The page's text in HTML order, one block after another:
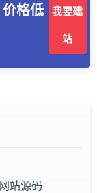
价格低
我要建
站
站源码